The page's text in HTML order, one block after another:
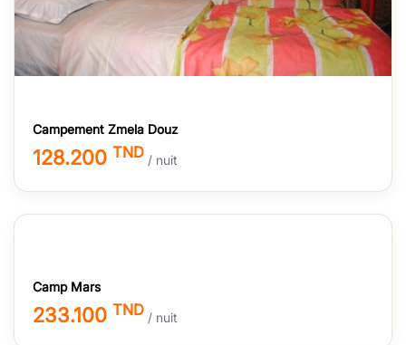
Campement Zmela Douz
128.200 TND / nuit
Camp Mars
233.100 TND / nuit